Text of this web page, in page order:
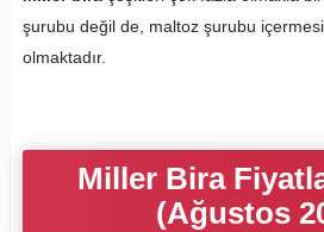
şurubu değil de, maltoz şurubu
olmaktadır.
Miller Bira
(Ağustos